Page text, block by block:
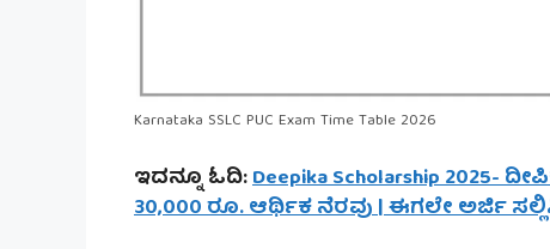
Karnataka SSLC PUC Exam Time Table 2026
ಇದನ್ನೂ ಓದಿ:Deepika Scholarship 2025-
30,000 ರೂ. ಆರ್ಥಿಕ ನೆರವು | ಈಗಲೇ ಅರ್ಜಿ